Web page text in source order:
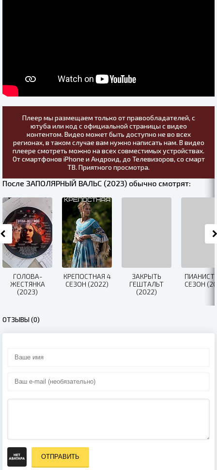
Плеер мы размещаем только от правообладателей, с
ютуба или код с официальной страницы с видео
контентом. Видео может быть доступно не во всех
регионах, в таком случае вам нужно написать нам. В видео
плеере смотреть можно на всех совместимых устройствах.
От смартфонов iPhone и Андроид, до Телевизоров, со смарт
ТВ. Приятного просмотра.
После ЗАПОЛЯРНЫЙ ВАЛЬС (2023) обычно смотрят:
ГОЛОВА-
ЖЕСТЯНКА
(2023)
КРЕПОСТНАЯ 4
СЕЗОН (2022)
ЗАКРЫТЬ
ГЕШТАЛЬТ
(2022)
СЕЗОН
ОТЗЫВЫ (0)
ОТПРАВИТЬ